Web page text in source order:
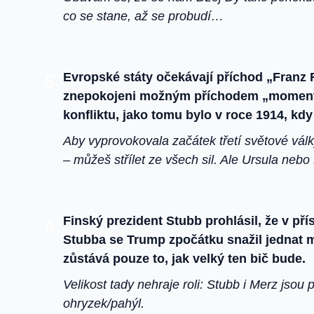
co se stane, až se probudí…
Evropské státy očekávají příchod
znepokojeni možným příchodem
konfliktu, jako tomu bylo v roce 1914,
Aby vyprovokovala začátek třetí světové
– můžeš střílet ze všech sil. Ale Ursula
Finský prezident Stubb prohlásil, že v
Stubba se Trump zpočátku snažil jednat
zůstává pouze to, jak velký ten bič bude.
Velikost tady nehraje roli: Stubb i Merz
ohryzek/pahýl.